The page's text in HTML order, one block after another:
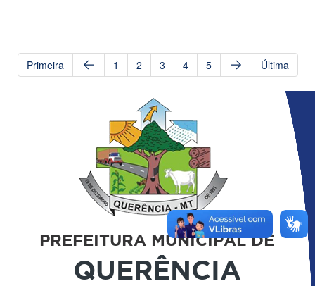
Primeira 1 2 3 4 5 Última
PREFEITURA MUNICIPAL DE
QUERÊNCIA